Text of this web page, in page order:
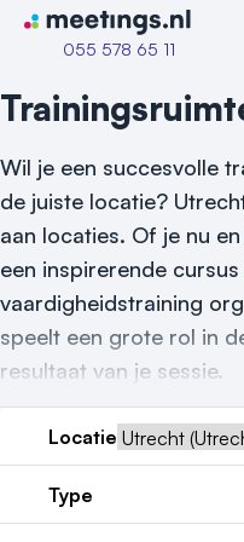
Naar home van Meetings
055 578 65 11
Vraag locatie
Locatiegids
Wil je een succesvolle
de juiste locatie?
aan locaties. Of je nu
een inspirerende
vaardigheidstraining
speelt een grote rol in
resultaat van je sessie.
Locatie
Type